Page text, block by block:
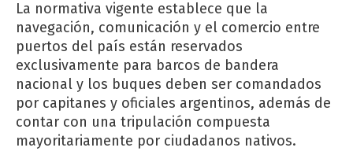
La normativa vigente establece que la
navegación, comunicación y el comercio entre
puertos del país están reservados
exclusivamente para barcos de bandera
nacional y los buques deben ser comandados
por capitanes y oficiales argentinos, además de
contar con una tripulación compuesta
mayoritariamente por ciudadanos nativos.